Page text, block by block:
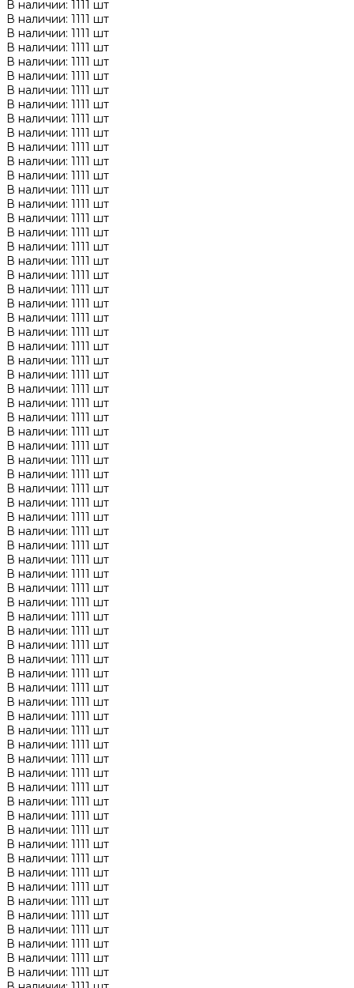
В наличии: 1111 шт
В наличии: 1111 шт
В наличии: 1111 шт
В наличии: 1111 шт
В наличии: 1111 шт
В наличии: 1111 шт
В наличии: 1111 шт
В наличии: 1111 шт
В наличии: 1111 шт
В наличии: 1111 шт
В наличии: 1111 шт
В наличии: 1111 шт
В наличии: 1111 шт
В наличии: 1111 шт
В наличии: 1111 шт
В наличии: 1111 шт
В наличии: 1111 шт
В наличии: 1111 шт
В наличии: 1111 шт
В наличии: 1111 шт
В наличии: 1111 шт
В наличии: 1111 шт
В наличии: 1111 шт
В наличии: 1111 шт
В наличии: 1111 шт
В наличии: 1111 шт
В наличии: 1111 шт
В наличии: 1111 шт
В наличии: 1111 шт
В наличии: 1111 шт
В наличии: 1111 шт
В наличии: 1111 шт
В наличии: 1111 шт
В наличии: 1111 шт
В наличии: 1111 шт
В наличии: 1111 шт
В наличии: 1111 шт
В наличии: 1111 шт
В наличии: 1111 шт
В наличии: 1111 шт
В наличии: 1111 шт
В наличии: 1111 шт
В наличии: 1111 шт
В наличии: 1111 шт
В наличии: 1111 шт
В наличии: 1111 шт
В наличии: 1111 шт
В наличии: 1111 шт
В наличии: 1111 шт
В наличии: 1111 шт
В наличии: 1111 шт
В наличии: 1111 шт
В наличии: 1111 шт
В наличии: 1111 шт
В наличии: 1111 шт
В наличии: 1111 шт
В наличии: 1111 шт
В наличии: 1111 шт
В наличии: 1111 шт
В наличии: 1111 шт
В наличии: 1111 шт
В наличии: 1111 шт
В наличии: 1111 шт
В наличии: 1111 шт
В наличии: 1111 шт
В наличии: 1111 шт
В наличии: 1111 шт
В наличии: 1111 шт
В наличии: 1111 шт